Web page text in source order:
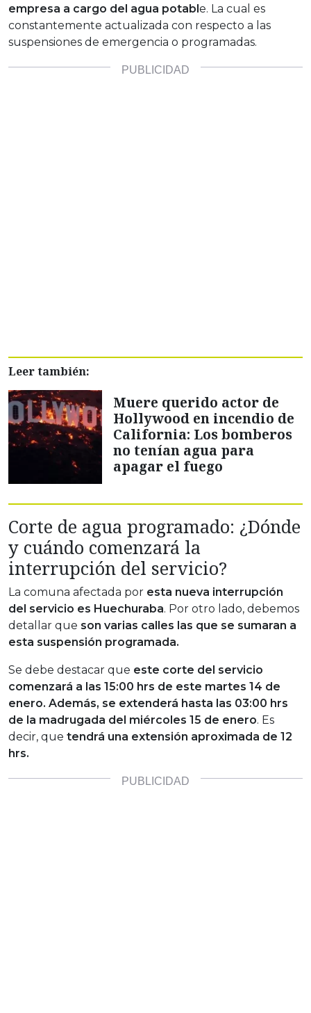
empresa a cargo del agua potabl e. La cual es
constantemente actualizada con respecto a las
suspensiones de emergencia o programadas.
Leer también:
Muere querido actor de
Hollywood en incendio de
California: Los bomberos
no tenían agua para
apagar el fuego
Corte de agua programado: ¿Dónde
y cuándo comenzará la
interrupción del servicio?
La comuna afectada por esta nueva interrupción
del servicio es Huechuraba. Por otro lado, debemos
detallar que son varias calles las que se sumaran a
esta suspensión programada.
Se debe destacar que este corte del servicio
comenzará a las 15:00 hrs de este martes 14 de
enero. Además, se extenderá hasta las 03:00 hrs
de la madrugada del miércoles 15 de enero. Es
decir, que tendrá una extensión aproximada de 12
hrs.